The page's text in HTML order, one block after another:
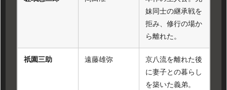
妹同士の継承戦を
拒み、修行の場か
ら離れた。
祇園三助 遠藤雄弥
京八流を離れた後
に妻子との暮らし
を築いた義弟。